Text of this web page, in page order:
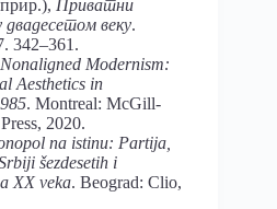
Приватни
веку.
342–361.
Nonaligned Modernism:
Aesthetics in
. Montreal: McGill-
2020.
na istinu: Partija,
šezdesetih i
XX veka. Beograd: Clio,